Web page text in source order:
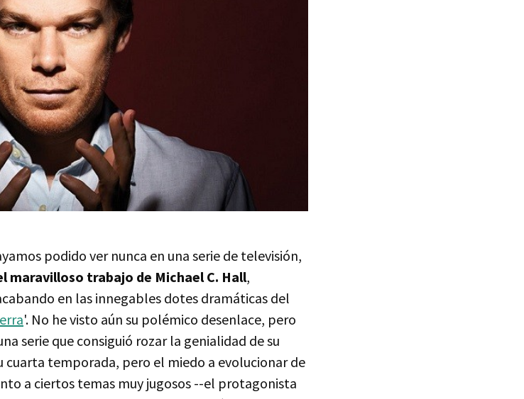
podido ver nunca en una serie de televisión,
maravilloso trabajo de Michael C. Hall,
en las innegables dotes dramáticas del
'. No he visto aún su polémico desenlace, pero
serie que consiguió rozar la genialidad de su
temporada, pero el miedo a evolucionar de
a ciertos temas muy jugosos --el protagonista